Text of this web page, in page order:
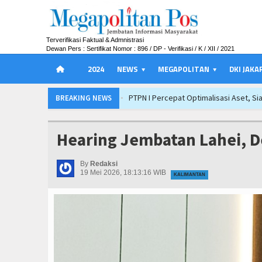
Terverifikasi Faktual & Admnistrasi
Dewan Pers : Sertifikat Nomor : 896 / DP - Verifikasi / K / XII / 2021
2024 NEWS MEGAPOLITAN DKI
BREAKING NEWS PTPN I Percepat Optimalisasi Aset,
Kinerja BNI Melesat, Transformasi
Dari Mangrove hingga Internet Publik,
Ateng Sutisna dan Viking Majalengka
Jejak Narkoba di Majalengka
Hearing Jembatan Lahei,
By Redaksi
19 Mei 2026, 18:13:16 WIB
KALIMANTAN